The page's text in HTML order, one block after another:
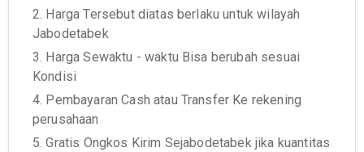
2. Harga Tersebut diatas berlaku untuk wilayah
Jabodetabek
3. Harga Sewaktu - waktu Bisa berubah sesuai
Kondisi
4. Pembayaran Cash atau Transfer Ke rekening
perusahaan
5. Gratis Ongkos Kirim Sejabodetabek jika kuantitas